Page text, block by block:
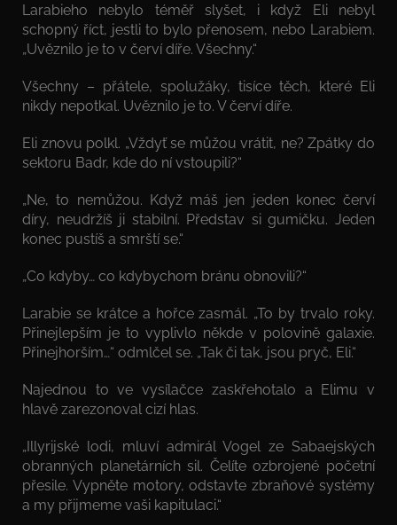
Larabieho nebylo téměř slyšet, i když Eli nebyl
schopný říct, jestli to bylo přenosem, nebo Larabiem.
„Uvěznilo je to v červí díře. Všechny.“
Všechny – přátele, spolužáky, tisíce těch, které Eli
nikdy nepotkal. Uvěznilo je to. V červí díře.
Eli znovu polkl. „Vždyť se můžou vrátit, ne? Zpátky do
sektoru Badr, kde do ní vstoupili?“
„Ne, to nemůžou. Když máš jen jeden konec červí
díry, neudržíš ji stabilní. Představ si gumičku. Jeden
konec pustíš a smrští se.“
„Co kdyby… co kdybychom bránu obnovili?“
Larabie se krátce a hořce zasmál. „To by trvalo roky.
Přinejlepším je to vyplivlo někde v polovině galaxie.
Přinejhorším…“ odmlčel se. „Tak či tak, jsou pryč, Eli.“
Najednou to ve vysílačce zaskřehotalo a Elimu v
hlavě zarezonoval cizí hlas.
„Illyrijské lodi, mluví admirál Vogel ze Sabaejských
obranných planetárních sil. Čelíte ozbrojené početní
přesile. Vypněte motory, odstavte zbraňové systémy
a my přijmeme vaši kapitulaci.“